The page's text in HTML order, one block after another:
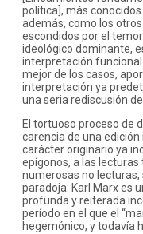
política], más
además, como los
escondidos por el
ideológico dominante,
interpretación funcional
mejor de los casos,
interpretación ya
una seria rediscusión
El tortuoso proceso de
carencia de una
carácter originario ya
epígonos, a las
numerosas no
paradoja: Karl Marx es
profunda y reiterada
período en el que el
hegemónico, y todavía